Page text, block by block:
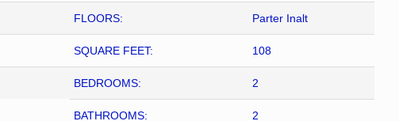
FLOORS: Parter Inalt
SQUARE FEET: 108
BEDROOMS: 2
BATHROOMS: 2